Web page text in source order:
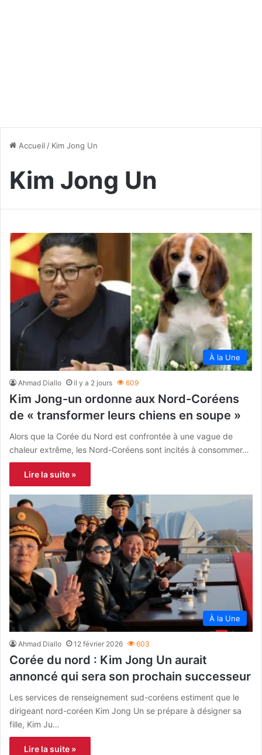
Accueil / Kim Jong Un
Kim Jong Un
À la Une
Ahmad Diallo il y a 2 jours 609
Kim Jong-un ordonne aux Nord-Coréens
de « transformer leurs chiens en soupe »
Alors que la Corée du Nord est confrontée à une vague de
chaleur extrême, les Nord-Coréens sont incités à consommer…
Lire la suite »
À la Une
Ahmad Diallo 12 février 2026 603
Corée du nord : Kim Jong Un aurait
annoncé qui sera son prochain successeur
Les services de renseignement sud-coréens estiment que le
dirigeant nord-coréen Kim Jong Un se prépare à désigner sa
fille, Kim Ju…
Lire la suite »